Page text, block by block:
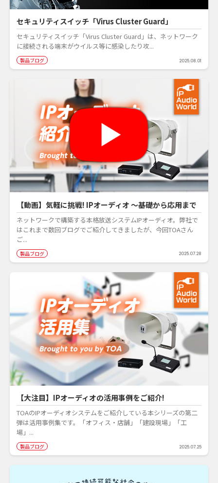
セキュリティスイッチ「Virus Cluster Guard」
セキュリティスイッチ「Virus Cluster Guard」は、ネットワーク
に接続される端末がウイルス等に感染したり攻...
製品ブログ 2025.08.01
【動画】気軽に挑戦! IPオーディオ ～基礎から応用まで
ネットワークで構築する本格放送システムIPオーディオ。弊社で
はこれまで数回ブログでご紹介してきましたが、今回TOAさん
ご...
製品ブログ 2025.07.28
【大注目】IPオーディオの活用事例をご紹介!
TOAのIPオーディオシステムをご紹介している本シリーズの第二
弾は活用事例集です。「オフィス・店舗」「建設現場」「工
場」...
製品ブログ 2025.07.25